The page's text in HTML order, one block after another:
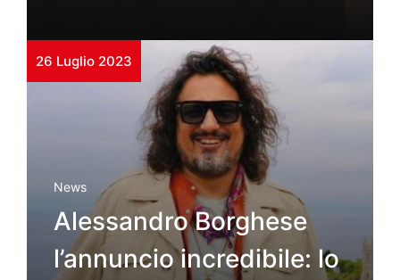
26 Luglio 2023
News
Alessandro Borghese
l’annuncio incredibile: lo